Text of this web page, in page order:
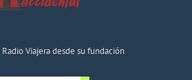
Viajera desde su fundación